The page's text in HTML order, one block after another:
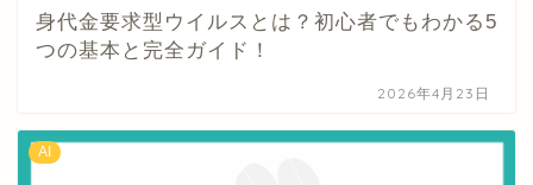
身代金要求型ウイルスとは？初心者でもわかる5
つの基本と完全ガイド！
2026年4月23日
AI